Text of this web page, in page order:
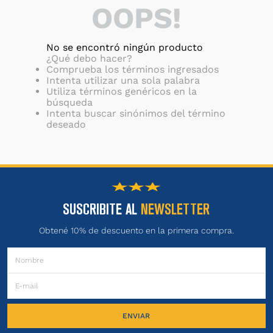
OOPS!
No se encontró ningún producto
¿Qué debo hacer?
Comprueba los términos ingresados
Intenta utilizar una sola palabra
Utiliza términos genéricos en la
búsqueda
Intenta buscar sinónimos del término
deseado
SUSCRIBITE AL NEWSLETTER
Obtené 10% de descuento en la primera compra.
ENVIAR